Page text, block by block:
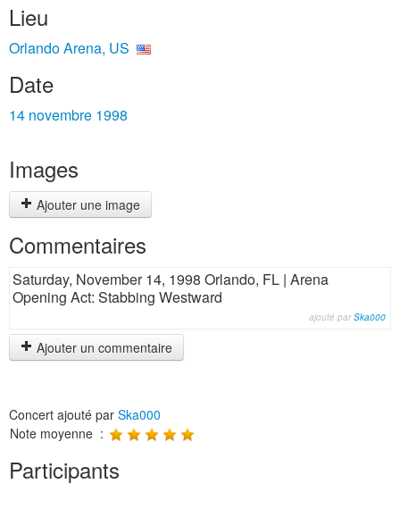
Lieu
Orlando Arena, US
Date
14 novembre 1998
Images
Ajouter une image
Commentaires
Saturday, November 14, 1998 Orlando, FL | Arena
Opening Act: Stabbing Westward
ajouté parSka000
Ajouter un commentaire
Concert ajouté par Ska000
Note moyenne :
Participants